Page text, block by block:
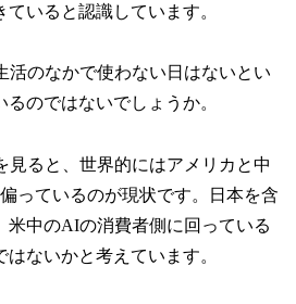
いると認識しています。
活のなかで使わない日はないとい
るのではないでしょうか。
見ると、世界的にはアメリカと中
っているのが現状です。日本を含
米中のAIの消費者側に回っている
ないかと考えています。